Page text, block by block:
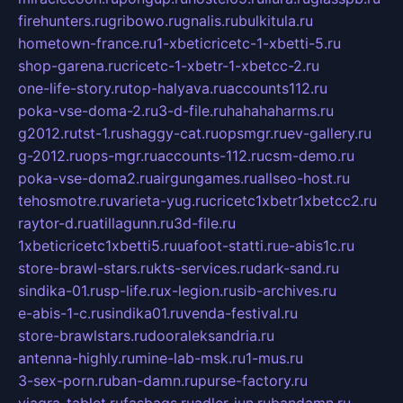
firehunters.rugribowo.rugnalis.rubulkitula.ru
hometown-france.ru1-xbeticricetc-1-xbetti-5.ru
shop-garena.rucricetc-1-xbetr-1-xbetcc-2.ru
one-life-story.rutop-halyava.ruaccounts112.ru
poka-vse-doma-2.ru3-d-file.ruhahahaharms.ru
g2012.rutst-1.rushaggy-cat.ruopsmgr.ruev-gallery.ru
g-2012.ruops-mgr.ruaccounts-112.rucsm-demo.ru
poka-vse-doma2.ruairgungames.ruallseo-host.ru
tehosmotre.ruvarieta-yug.rucricetc1xbetr1xbetcc2.ru
raytor-d.ruatillagunn.ru3d-file.ru
1xbeticricetc1xbetti5.ruuafoot-statti.rue-abis1c.ru
store-brawl-stars.rukts-services.rudark-sand.ru
sindika-01.rusp-life.rux-legion.rusib-archives.ru
e-abis-1-c.rusindika01.ruvenda-festival.ru
store-brawlstars.rudooraleksandria.ru
antenna-highly.rumine-lab-msk.ru1-mus.ru
3-sex-porn.ruban-damn.rupurse-factory.ru